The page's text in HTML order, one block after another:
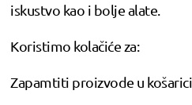
iskustvo kao i bolje alate.
Koristimo kolačiće za:
Zapamtiti proizvode u